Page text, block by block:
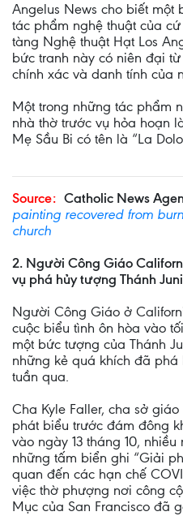
Angelus News cho biết
tác phẩm nghệ thuật của
tàng Nghệ thuật Hạt Los
bức tranh này có niên đại
chính xác và danh tính của
Một trong những tác phẩm
nhà thờ trước vụ hỏa hoạn
Mẹ Sầu Bi có tên là “La
Source: Catholic News
painting recovered from
church
2. Người Công Giáo
vụ phá hủy tượng Thánh
Người Công Giáo ở
cuộc biểu tình ôn hòa vào
một bức tượng của Thánh
những kẻ quá khích đã
tuần qua.
Cha Kyle Faller, cha sở
phát biểu trước đám đông
vào ngày 13 tháng 10,
những tấm biển ghi “Giải
quan đến các hạn chế
việc thờ phượng nơi công
Mục của San Francisco đã